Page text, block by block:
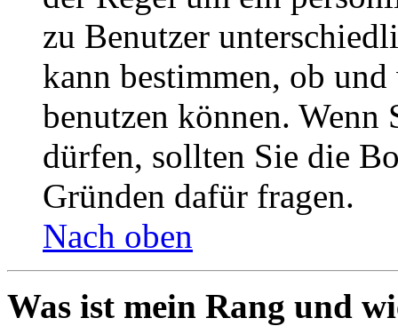
zu Benutzer
kann bestimmen, ob
benutzen können. Wenn
dürfen, sollten Sie die
Gründen dafür fragen.
Nach oben
Was ist mein Rang und